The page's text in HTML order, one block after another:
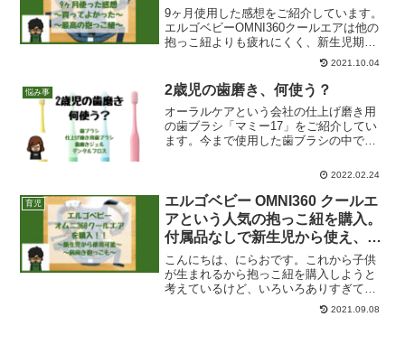
9ヶ月使用した感想をご紹介しています。
エルゴベビーOMNI360クールエアは他の
抱っこ紐よりも疲れにくく、新生児期だ
けでなく成長してもずっと使い続けられ
2021.10.04
悩み事 2歳児の歯磨き、何使う？
オーラルケアという会社の仕上げ磨き用
の歯ブラシ「マミー17」をご紹介してい
ます。今まで使用した歯ブラシの中でも
なる仕上げ磨き用歯ブラシです。その他
います。
2022.02.24
育児
エルゴベビー OMNI360 クールエ
アという人気の抱っこ紐を購入。
付属品なしで新生児から使え、前
向きだっこもできる抱っこ紐。
こんにちは、にらおです。これから子供
が生まれるから抱っこ紐を購入しようと
考えているけど、いろいろありすぎてど
れを買えばいいかわからない！という方
も多いと思います。にらおもその一人で
2021.09.08